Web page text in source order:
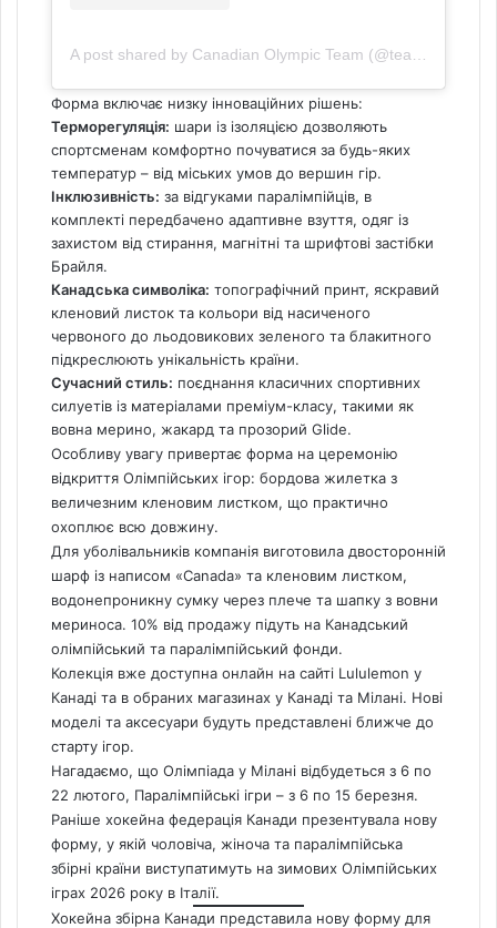
Форма включає низку інноваційних рішень:
Терморегуляція: шари із ізоляцією дозволяють
спортсменам комфортно почуватися за будь-яких
температур – від міських умов до вершин гір.
Інклюзивність: за відгуками паралімпійців, в
комплекті передбачено адаптивне взуття, одяг із
захистом від стирання, магнітні та шрифтові застібки
Брайля.
Канадська символіка: топографічний принт, яскравий
кленовий листок та кольори від насиченого
червоного до льодовикових зеленого та блакитного
підкреслюють унікальність країни.
Сучасний стиль: поєднання класичних спортивних
силуетів із матеріалами преміум-класу, такими як
вовна мерино, жакард та прозорий Glide.
Особливу увагу привертає форма на церемонію
відкриття Олімпійських ігор: бордова жилетка з
величезним кленовим листком, що практично
охоплює всю довжину.
Для уболівальників компанія виготовила двосторонній
шарф із написом «Canada» та кленовим листком,
водонепроникну сумку через плече та шапку з вовни
мериноса. 10% від продажу підуть на Канадський
олімпійський та паралімпійський фонди.
Колекція вже доступна онлайн на сайті Lululemon у
Канаді та в обраних магазинах у Канаді та Мілані. Нові
моделі та аксесуари будуть представлені ближче до
старту ігор.
Нагадаємо, що Олімпіада у Мілані відбудеться з 6 по
22 лютого, Паралімпійські ігри – з 6 по 15 березня.
Раніше хокейна федерація Канади презентувала нову
форму, у якій чоловіча, жіноча та паралімпійська
збірні країни виступатимуть на зимових Олімпійських
іграх 2026 року в Італії.
Хокейна збірна Канади представила нову форму для